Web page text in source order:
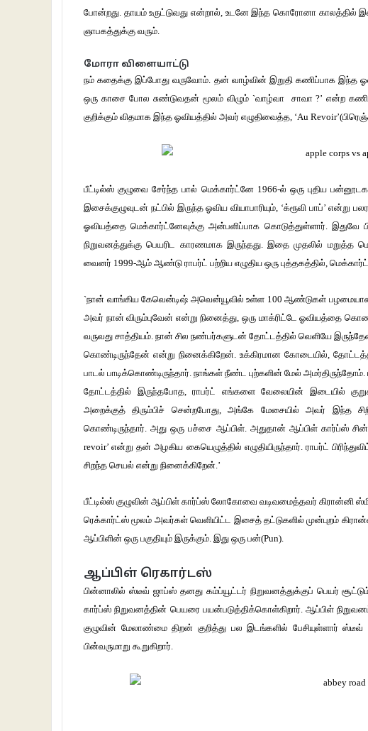
போன்றது. தாயம் உருட்டுவது என்றால், உடனே இந்த கொரோனா காலத்தில்
ஞாபகத்துக்கு வரும்.
மோரா விளையாட்டு
நம் கதைக்கு இப்போது வருவோம். தன் வாழ்வின் இறுதி கணிப்பாக இந்த
ஒரு காசை போல சுண்டுவதன் மூலம் விழும் `வாழ்வா சாவா ?’ என்ற
குறிக்கும் விதமாக இந்த ஓவியத்தில் அவர் எழுதிவைத்த, ‘Au
பீட்டில்ஸ் குழுவை சேர்ந்த பால் மெக்கார்ட்னே 1966-ல் ஒரு புதிய
இசைக்குழுவுடன் நட்பில் இருந்த ஓவிய வியாபாரியும், ‘க்ரூவி பாப்’
ஓவியத்தை மெக்கார்ட்னேவுக்கு அன்பளிப்பாக கொடுத்துள்ளார். இதுவே
நிறுவனத்துக்கு பெயரிட காரணமாக இருந்தது. இதை முதலில்
வைனர் 1999-ஆம் ஆண்டு ராபர்ட் பற்றிய எழுதிய ஒரு புத்தகத்தில்,
`நான் வாங்கிய கேவென்டிஷ் அவென்யூவில் உள்ள 100 ஆண்டுகள் பழமையான
அவர் நான் விரும்புவேன் என்று நினைத்து, ஒரு மாக்ரிட்டே ஓவியத்தை
வருவது சாத்தியம். நான் சில நண்பர்களுடன் தோட்டத்தில் வெளியே
கொண்டிருந்தேன் என்று நினைக்கிறேன். உக்கிரமான கோடையில்,
பாடல் பாடிக்கொண்டிருந்தார். நாங்கள் நீண்ட புற்களின் மேல் அமர்திருந்தோம்.
தோட்டத்தில் இருந்தபோத, ராபர்ட் எங்களை வேலையின் இடையில்
அறைக்குத் திரும்பிச் சென்றபோது, அங்கே மேசையில் அவர் இந்த
கொண்டிருந்தார். அது ஒரு பச்சை ஆப்பிள். அதுதான் ஆப்பிள் கார்ப்ஸ்
revoir’ என்று தன் அழகிய கையெழுத்தில் எழுதியிருந்தார். ராபர்ட்
சிறந்த செயல் என்று நினைக்கிறேன்.’
பீட்டில்ஸ் குழுவின் ஆப்பிள் கார்ப்ஸ் லோகோவை வடிவமைத்தவர் கிரான்னி
ரெக்கார்ட்ஸ் மூலம் அவர்கள் வெளியிட்ட இசைத் தட்டுகளில் முன்புறம்
ஆப்பிளின் ஒரு பகுதியும் இருக்கும். இது ஒரு பன்(Pun).
ஆப்பிள் ரெகார்டஸ்
பின்னாலில் ஸ்டீவ் ஜாப்ஸ் தனது கம்ப்யூட்டர் நிறுவனத்துக்குப் பெயர்
கார்ப்ஸ் நிறுவனத்தின் பெயரை பயன்படுத்திக்கொள்கிறார். ஆப்பிள்
குழுவின் மேலாண்மை திறன் குறித்து பல இடங்களில் பேசியுள்ளார்
பின்வருமாறு கூறுகிறார்.